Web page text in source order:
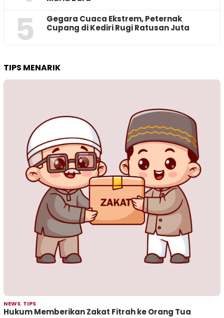
5
‎Gegara Cuaca Ekstrem, Peternak
Cupang di Kediri Rugi Ratusan Juta
TIPS MENARIK
NEWS, TIPS
Hukum Memberikan Zakat Fitrah ke Orang Tua